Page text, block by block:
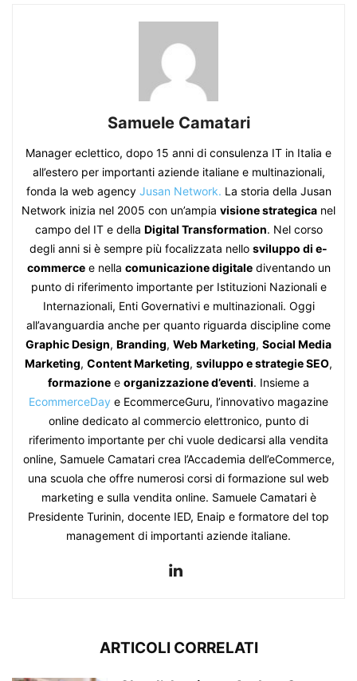
Samuele Camatari
Manager eclettico, dopo 15 anni di consulenza IT in Italia e
all’estero per importanti aziende italiane e multinazionali,
fonda la web agency Jusan Network. La storia della Jusan
Network inizia nel 2005 con un’ampia visione strategica nel
campo del IT e della Digital Transformation. Nel corso
degli anni si è sempre più focalizzata nello sviluppo di e-
commercee nella comunicazione digitalediventando un
punto di riferimento importante per Istituzioni Nazionali e
Internazionali, Enti Governativi e multinazionali. Oggi
all’avanguardia anche per quanto riguarda discipline come
Graphic Design, Branding, Web Marketing, Social Media
Marketing, Content Marketing, sviluppo e strategie SEO,
formazione e organizzazione d’eventi. Insieme a
EcommerceDay e EcommerceGuru, l’innovativo magazine
online dedicato al commercio elettronico, punto di
riferimento importante per chi vuole dedicarsi alla vendita
online, Samuele Camatari crea l’Accademia dell’eCommerce,
una scuola che offre numerosi corsi di formazione sul web
marketing e sulla vendita online. Samuele Camatari è
Presidente Turinin, docente IED, Enaip e formatore del top
management di importanti aziende italiane.
ARTICOLI CORRELATI